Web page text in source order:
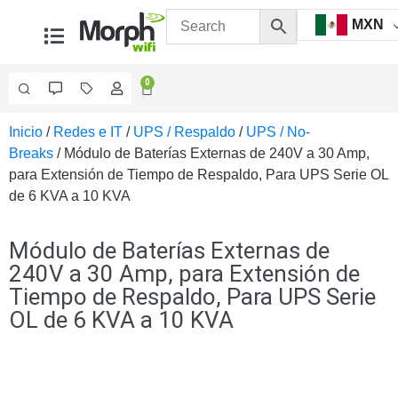
MXN
0
Videovigilancia
Accesorios
Generales
Accesorios
Fibra
Accesorios
para
Computadora
y
SmartphonesCajas
Inicio / Redes e IT / UPS / Respaldo / UPS / No-
Breaks / Módulo de Baterías Externas de 240V a 30 Amp,
para Extensión de Tiempo de Respaldo, Para UPS Serie OL
de 6 KVA a 10 KVA
Módulo de Baterías Externas de
240V a 30 Amp, para Extensión de
Tiempo de Respaldo, Para UPS Serie
OL de 6 KVA a 10 KVA